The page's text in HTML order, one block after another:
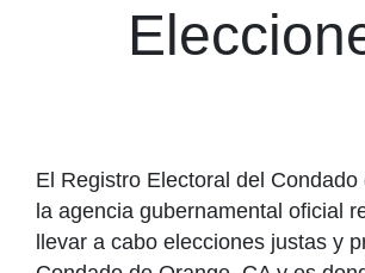
El Registro Electoral del
la agencia gubernamental oficial
llevar a cabo elecciones justas y